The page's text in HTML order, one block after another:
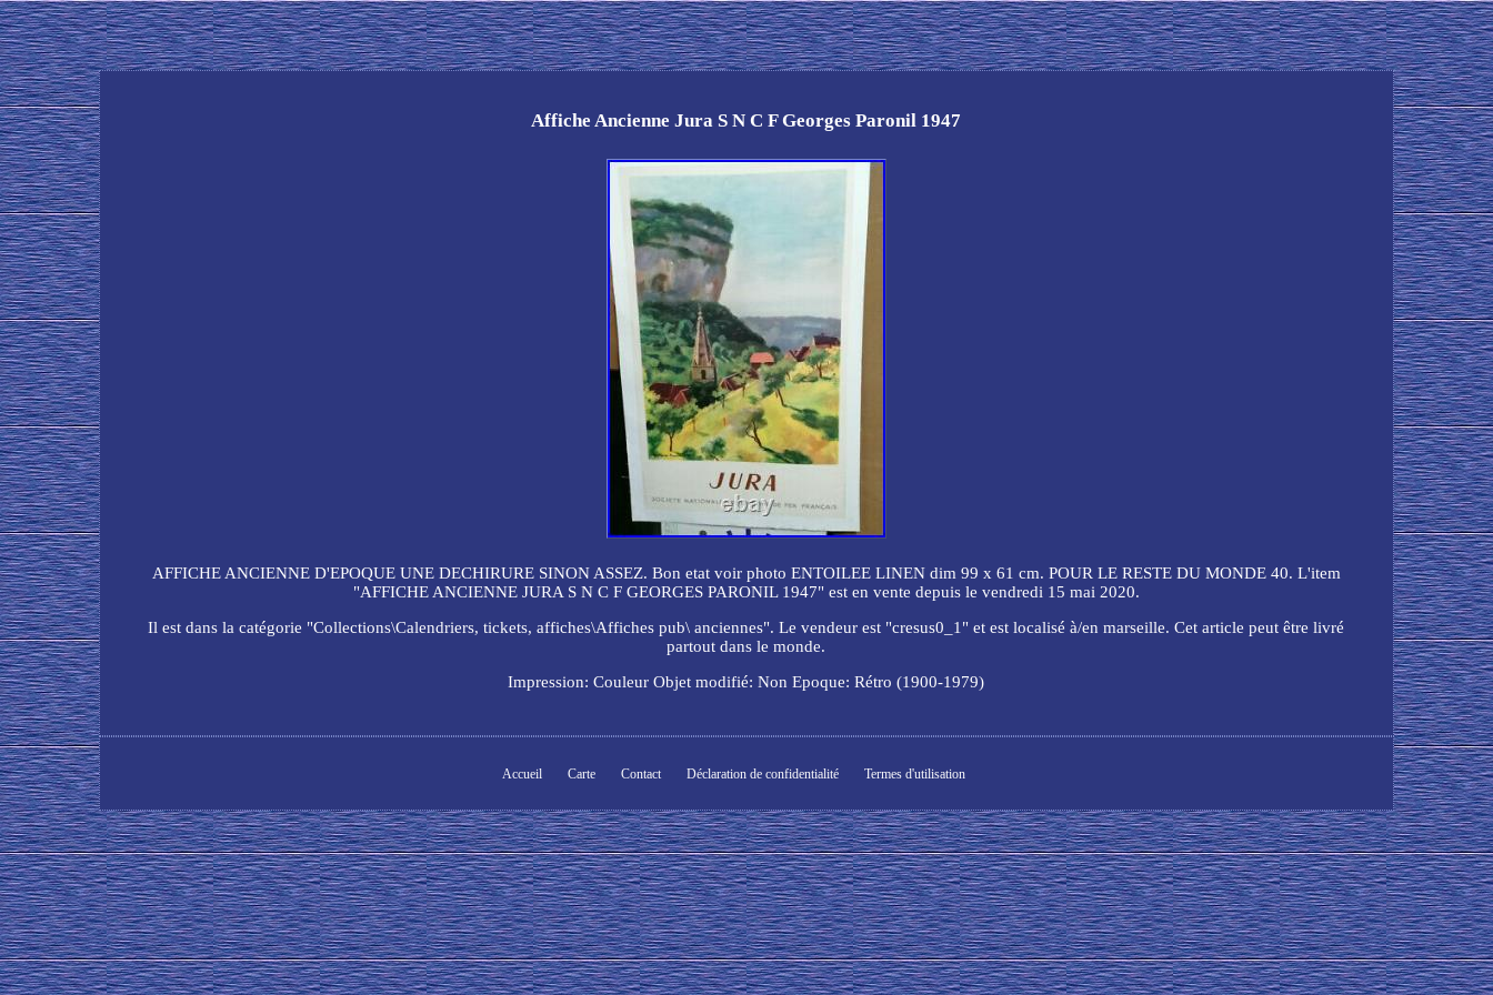
Affiche Ancienne Jura S N C F Georges Paronil 1947
AFFICHE ANCIENNE D'EPOQUE UNE DECHIRURE SINON ASSEZ. Bon etat voir photo ENTOILEE LINEN dim 99 x 61 cm. POUR LE RESTE DU MONDE 40. L'item
"AFFICHE ANCIENNE JURA S N C F GEORGES PARONIL 1947" est en vente depuis le vendredi 15 mai 2020.
Il est dans la catégorie "Collections\Calendriers, tickets, affiches\Affiches pub\ anciennes". Le vendeur est "cresus0_1" et est localisé à/en marseille. Cet article peut être livré
partout dans le monde.
Impression: Couleur Objet modifié: Non Epoque: Rétro (1900-1979)
Accueil Carte Contact Déclaration de confidentialité Termes d'utilisation